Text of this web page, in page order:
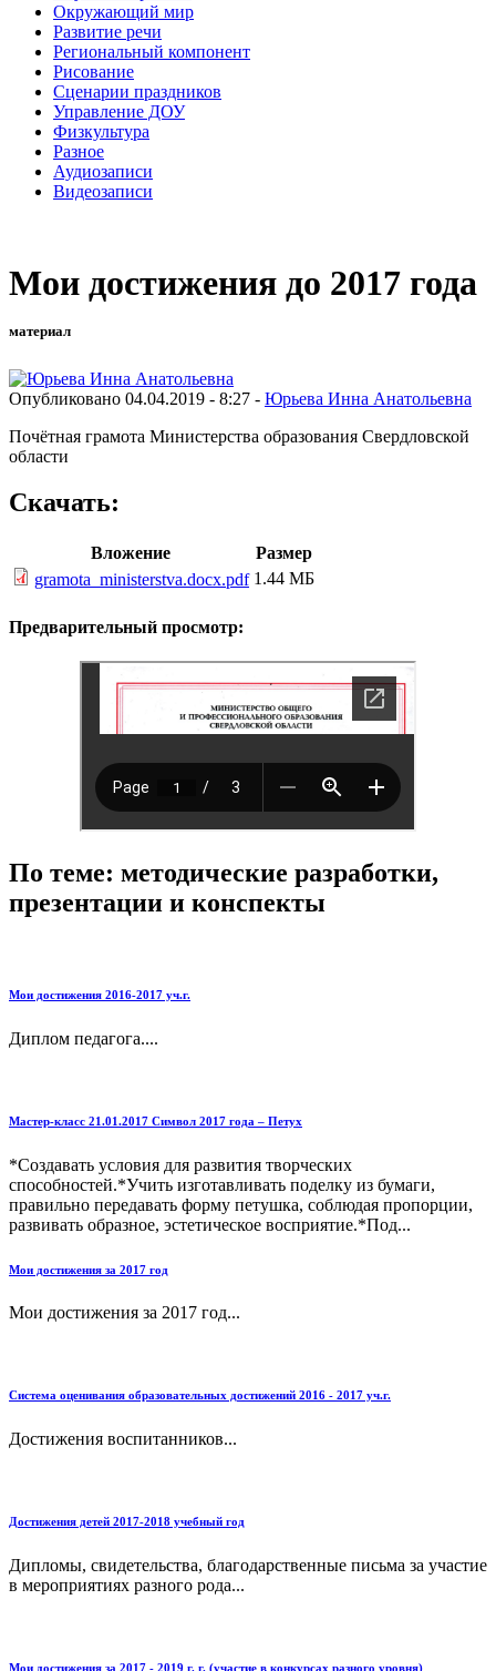
Окружающий мир
Развитие речи
Региональный компонент
Рисование
Сценарии праздников
Управление ДОУ
Физкультура
Разное
Аудиозаписи
Видеозаписи
Мои достижения до 2017 года
материал
Опубликовано 04.04.2019 - 8:27 - Юрьева Инна Анатольевна
Почётная грамота Министерства образования Свердловской
области
Скачать:
Вложение
Размер
gramota_ministerstva.docx.pdf 1.44 МБ
Предварительный просмотр:
По теме: методические разработки,
презентации и конспекты
Мои достижения 2016-2017 уч.г.
Диплом педагога....
Мастер-класс 21.01.2017 Символ 2017 года – Петух
*Создавать условия для развития творческих
способностей.*Учить изготавливать поделку из бумаги,
правильно передавать форму петушка, соблюдая пропорции,
развивать образное, эстетическое восприятие.*Под...
Мои достижения за 2017 год
Мои достижения за 2017 год...
Система оценивания образовательных достижений 2016 - 2017 уч.г.
Достижения воспитанников...
Достижения детей 2017-2018 учебный год
Дипломы, свидетельства, благодарственные письма за участие
в мероприятиях разного рода...
Мои достижения за 2017 - 2019 г. г. (участие в конкурсах разного уровня)